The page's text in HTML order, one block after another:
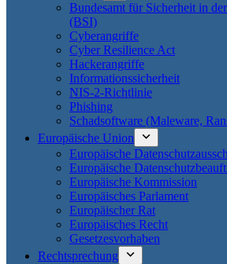
Bundesamt für Sicherheit in
(BSI)
Cyberangriffe
Cyber Resilience Act
Hackerangriffe
Informationssicherheit
NIS-2-Richtlinie
Phishing
Schadsoftware (Maleware,
Europäische Union
Europäische
Europäische
Europäische Kommission
Europäisches Parlament
Europäischer Rat
Europäisches Recht
Gesetzesvorhaben
Rechtsprechung